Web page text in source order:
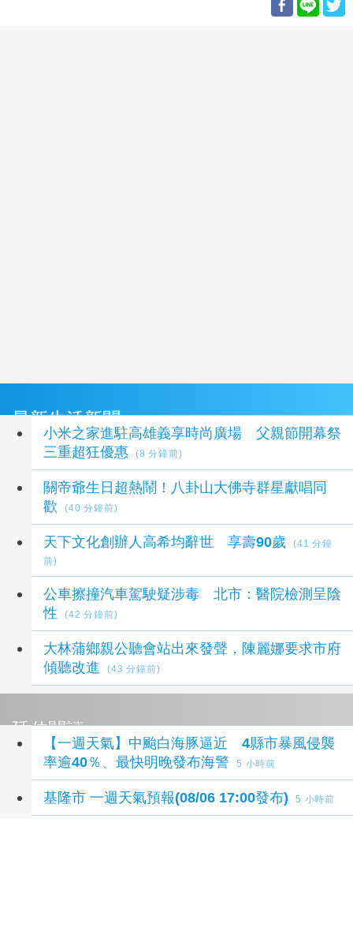
最新生活新聞
小米之家進駐高雄義享時尚廣場 父親節開幕祭
三重超狂優惠
(8 分鐘前)
關帝爺生日超熱鬧！八卦山大佛寺群星獻唱同
歡
(40 分鐘前)
天下文化創辦人高希均辭世 享壽90歲
(41 分鐘
前)
公車擦撞汽車駕駛疑涉毒 北市：醫院檢測呈陰
性
(42 分鐘前)
大林蒲鄉親公聽會站出來發聲，陳麗娜要求市府
傾聽改進
(43 分鐘前)
延伸閱讀
【一週天氣】中颱白海豚逼近 4縣市暴風侵襲
率逾40％、最快明晚發布海警
5 小時前
基隆市 一週天氣預報(08/06 17:00發布) 5 小時前